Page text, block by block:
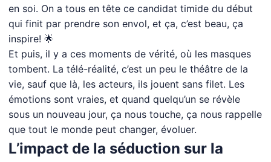
en soi. On a tous en tête ce candidat timide du début
qui finit par prendre son envol, et ça, c’est beau, ça
inspire! 🌟
Et puis, il y a ces moments de vérité, où les masques
tombent. La télé-réalité, c’est un peu le théâtre de la
vie, sauf que là, les acteurs, ils jouent sans filet. Les
émotions sont vraies, et quand quelqu’un se révèle
sous un nouveau jour, ça nous touche, ça nous rappelle
que tout le monde peut changer, évoluer.
L’impact de la séduction sur la